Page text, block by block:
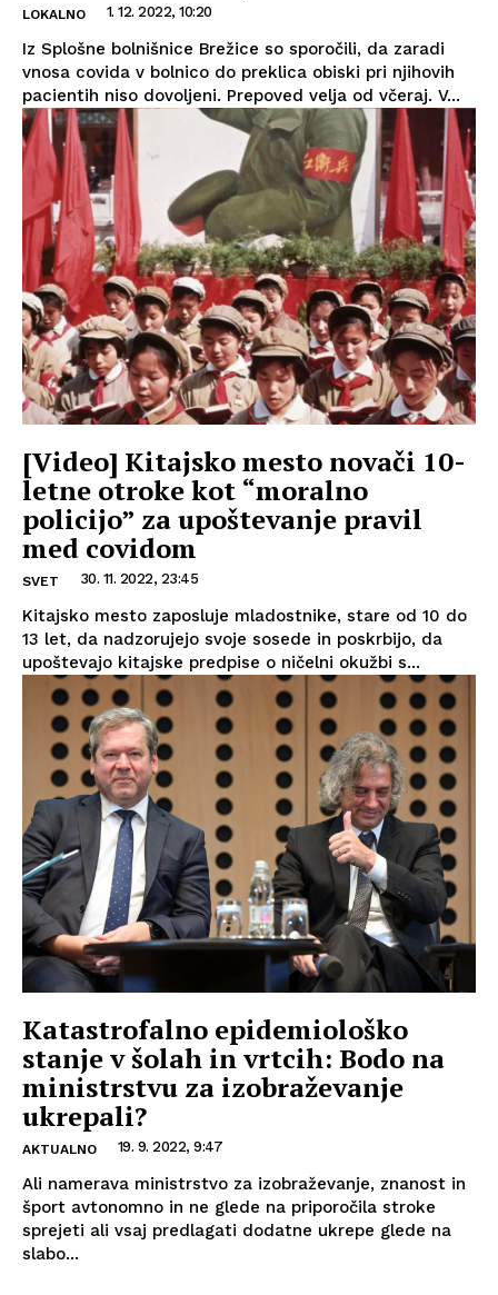
LOKALNO 1. 12. 2022, 10:20
Iz Splošne bolnišnice Brežice so sporočili, da zaradi
vnosa covida v bolnico do preklica obiski pri njihovih
pacientih niso dovoljeni. Prepoved velja od včeraj. V...
[Video] Kitajsko mesto novači 10-
letne otroke kot “moralno
policijo” za upoštevanje pravil
med covidom
SVET 30. 11. 2022, 23:45
Kitajsko mesto zaposluje mladostnike, stare od 10 do
13 let, da nadzorujejo svoje sosede in poskrbijo, da
upoštevajo kitajske predpise o ničelni okužbi s...
Katastrofalno epidemiološko
stanje v šolah in vrtcih: Bodo na
ministrstvu za izobraževanje
ukrepali?
AKTUALNO 19. 9. 2022, 9:47
Ali namerava ministrstvo za izobraževanje, znanost in
šport avtonomno in ne glede na priporočila stroke
sprejeti ali vsaj predlagati dodatne ukrepe glede na
slabo...